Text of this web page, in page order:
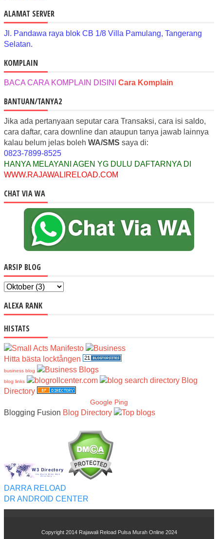
ALAMAT SERVER
Jl. Pandawa raya blok CB 1/8 Villa Pamulang, Tangerang
Selatan.
KOMPLAIN
BACA CARA KOMPLAIN DISINI Cara Komplain
BANTUAN/TANYA2
Jika ada pertanyaan seputar cara Transaksi, cara isi saldo,
cara daftar, cara downline dan ataupun tanya jawab lainnya
kalau belum jelas boleh WA/SMS saya di:
0823-7899-8525
HANYA MELAYANI AGEN YG DULU DAFTARNYA DI
WWW.RAJAWALIRELOAD.COM
CHAT VIA WA
ARSIP BLOG
ALEXA RANK
HISTATS
Hitta bästa locktången
business blog
blog links
Blog
Directory
Google Ping
Blogging Fusion Blog Directory
DARRA RELOAD
DR ANDROID CENTER
Copyright 2014 Rajawali Reload Pulsa Murah Online 2024